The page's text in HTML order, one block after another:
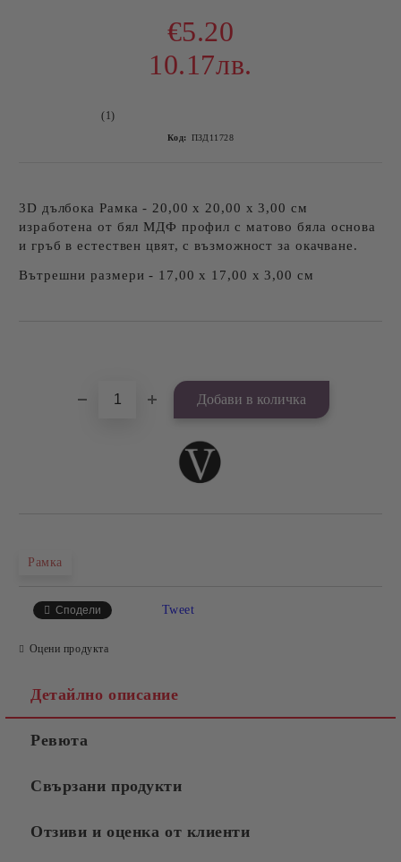
€5.20
10.17лв.
(1)
Код: ПЗД11728
3D дълбока Рамка - 20,00 х 20,00 х 3,00 см
изработена от бял МДФ профил с матово бяла основа
и гръб в естествен цвят, с възможност за окачване.
Вътрешни размери - 17,00 х 17,00 х 3,00 см
Рамка
Сподели Tweet
Оцени продукта
Детайлно описание
Ревюта
Свързани продукти
Отзиви и оценка от клиенти